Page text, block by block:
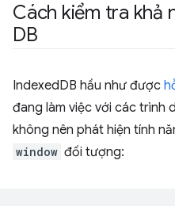
Cách kiểm tra khả
DB
IndexedDB hầu như được
đang làm việc với các trình
không nên phát hiện tính
window đối tượng: